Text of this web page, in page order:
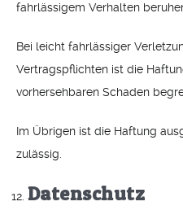
fahrlässigem Verhalten
Bei leicht fahrlässiger
Vertragspflichten ist die
vorhersehbaren Schaden
Im Übrigen ist die Haftung
zulässig.
Datenschutz